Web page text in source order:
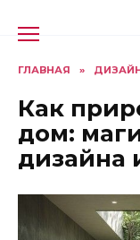
ГЛАВНАЯ »
Как
дом:
дизайна